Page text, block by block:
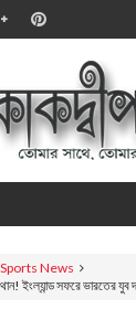
Sports News
ইংল্যান্ড সফরে ভারতের যুব